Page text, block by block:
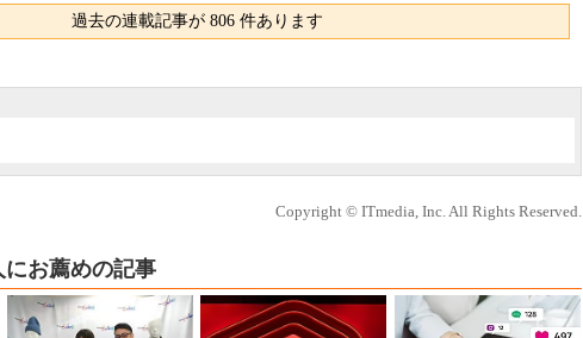
過去の連載記事が 806 件あります
Copyright © ITmedia, Inc. All Rights Reserved.
お薦めの記事